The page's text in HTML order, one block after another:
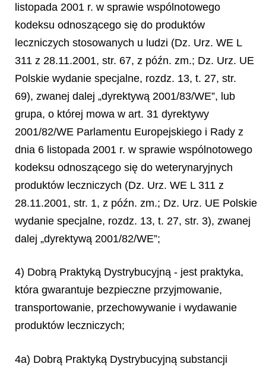
listopada 2001 r. w sprawie wspólnotowego
kodeksu odnoszącego się do produktów
leczniczych stosowanych u ludzi (Dz. Urz. WE L
311 z 28.11.2001, str. 67, z późn. zm.; Dz. Urz. UE
Polskie wydanie specjalne, rozdz. 13, t. 27, str.
69), zwanej dalej „dyrektywą 2001/83/WE”, lub
grupa, o której mowa w art. 31 dyrektywy
2001/82/WE Parlamentu Europejskiego i Rady z
dnia 6 listopada 2001 r. w sprawie wspólnotowego
kodeksu odnoszącego się do weterynaryjnych
produktów leczniczych (Dz. Urz. WE L 311 z
28.11.2001, str. 1, z późn. zm.; Dz. Urz. UE Polskie
wydanie specjalne, rozdz. 13, t. 27, str. 3), zwanej
dalej „dyrektywą 2001/82/WE”;
4) Dobrą Praktyką Dystrybucyjną - jest praktyka,
która gwarantuje bezpieczne przyjmowanie,
transportowanie, przechowywanie i wydawanie
produktów leczniczych;
4a) Dobrą Praktyką Dystrybucyjną substancji